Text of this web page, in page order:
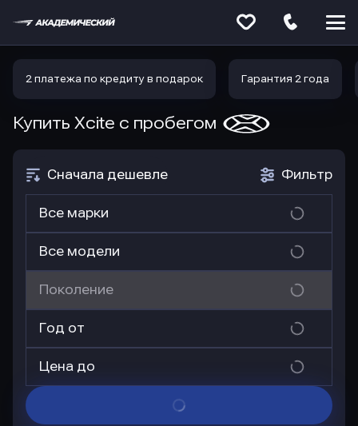
2 платежа по кредиту в подарок Гарантия 2 года
Купить Xcite с пробегом
Фильтр
Сначала дешевле
Все марки
Все модели
Поколение
Год от
Цена до